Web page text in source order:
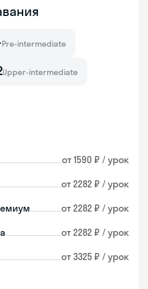
Pre-intermediate
Upper-intermediate
от 1590 ₽ / урок
от 2282 ₽ / урок
от 2282 ₽ / урок
от 2282 ₽ / урок
от 3325 ₽ / урок